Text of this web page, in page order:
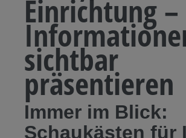
Einrichtung –
sichtbar
präsentieren
Immer im Blick:
Schaukästen für